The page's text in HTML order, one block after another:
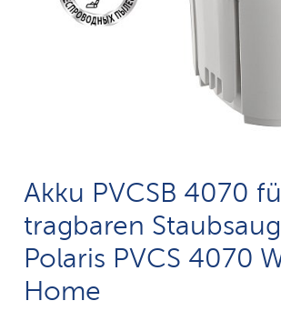
Akku PVCSB 4070
tragbaren
Polaris PVCS 4070
Home